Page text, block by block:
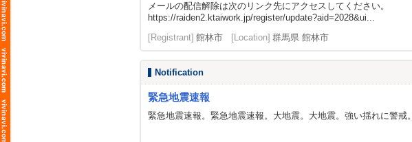
メールの配信解除は次のリンク先にアクセスしてください。
https://raiden2.ktaiwork.jp/register/update?aid=2028&ui...
[Registrant] 館林市 [Location] 群馬県 館林市
Notification
緊急地震速報
緊急地震速報。緊急地震速報。大地震。大地震。強い揺れに警戒。